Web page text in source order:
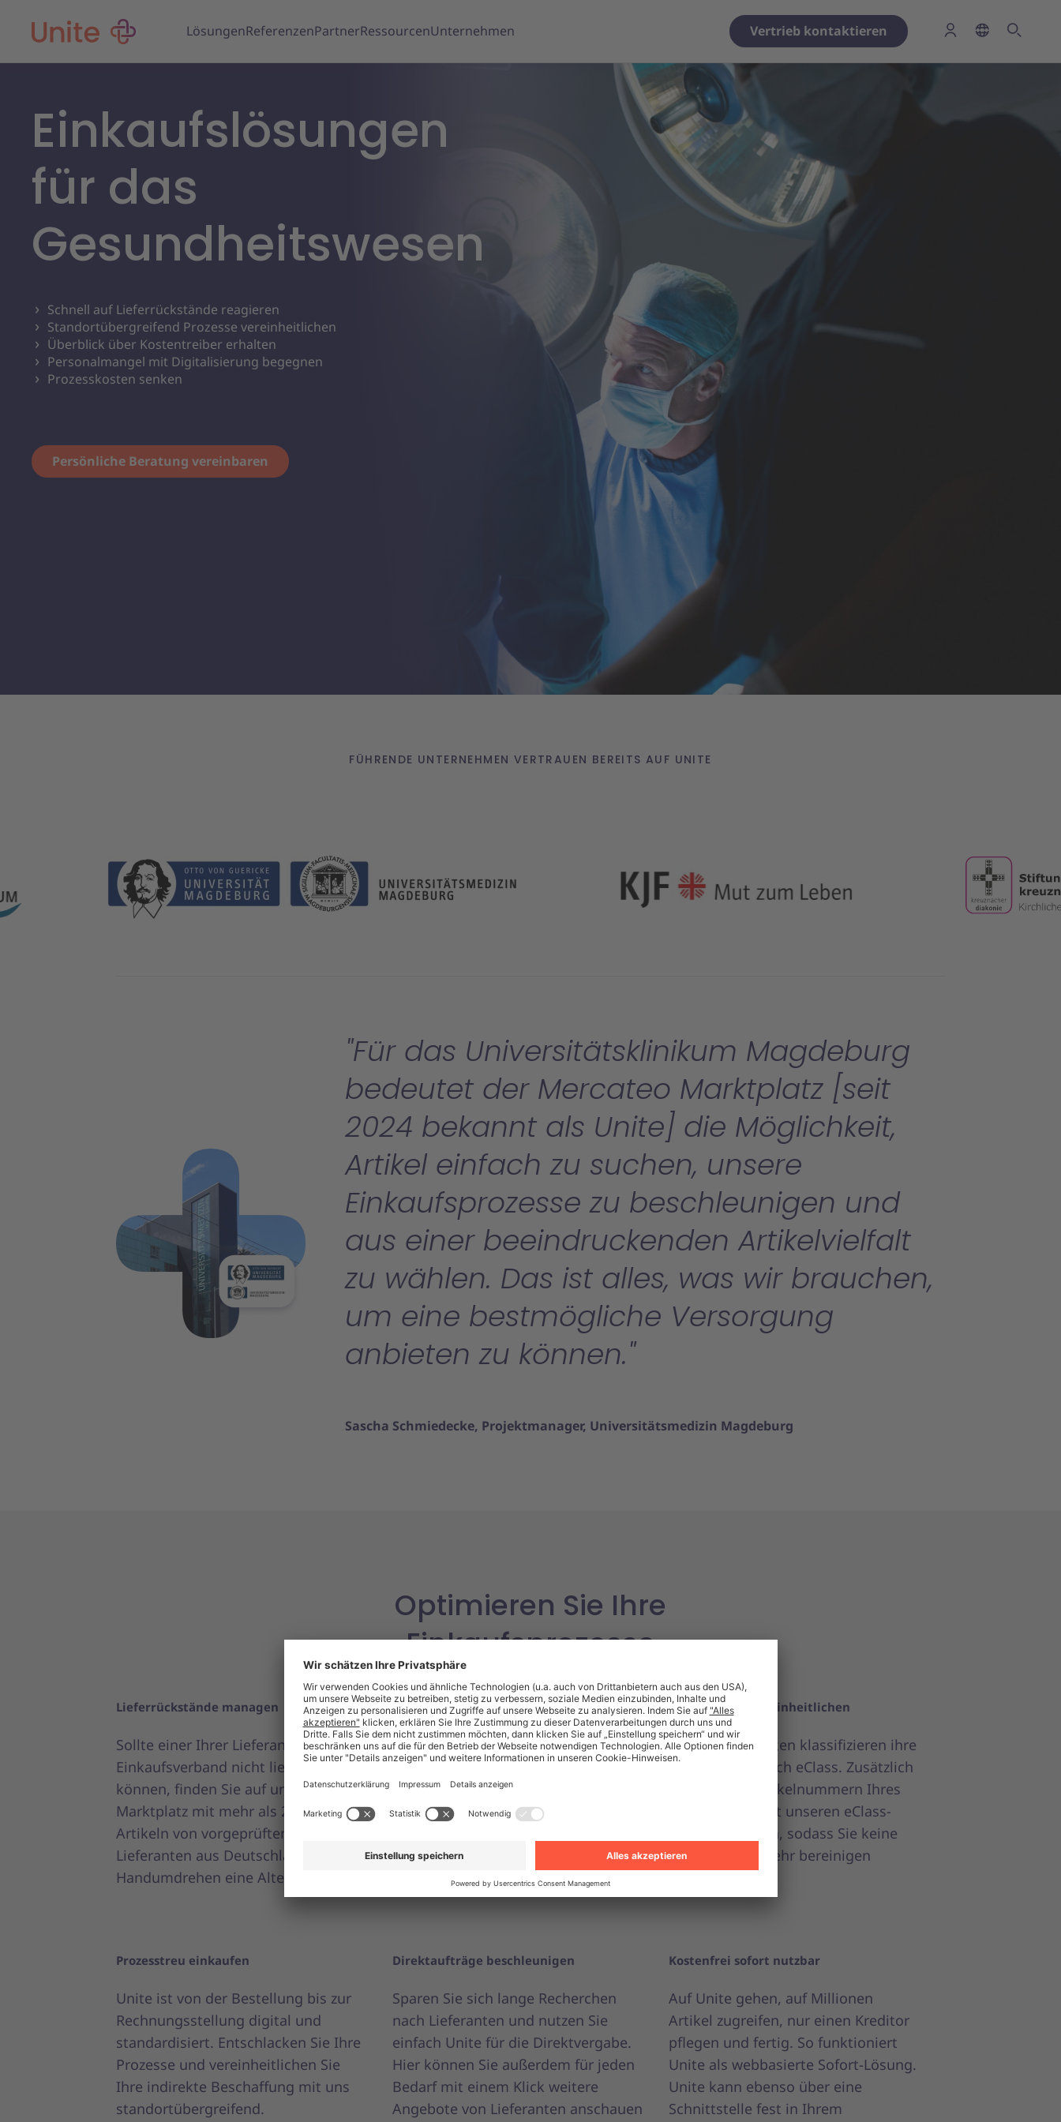
LösungenReferenzenPartnerRessourcenUnternehmen Vertrieb kontaktieren
Einkaufslösungen
für das
Gesundheitswesen
Schnell auf Lieferrückstände reagieren
Standortübergreifend Prozesse vereinheitlichen
Überblick über Kostentreiber erhalten
Personalmangel mit Digitalisierung begegnen
Prozesskosten senken
Persönliche Beratung vereinbaren
FÜHRENDE UNTERNEHMEN VERTRAUEN BEREITS AUF UNITE
Für das Universitätsklinikum Magdeburg
bedeutet der Mercateo Marktplatz [seit
2024 bekannt als Unite] die Möglichkeit,
Artikel einfach zu suchen, unsere
Einkaufsprozesse zu beschleunigen und
aus einer beeindruckenden Artikelvielfalt
zu wählen. Das ist alles, was wir brauchen,
um eine bestmögliche Versorgung
anbieten zu können.
Sascha Schmiedecke, Projektmanager, Universitätsmedizin Magdeburg
Optimieren Sie Ihre
Einkaufsprozesse
Lieferrückstände managen
Sollte einer Ihrer Lieferanten oder Ihr
Einkaufsverband nicht liefern
können, finden Sie auf unserem
Marktplatz mit mehr als 25 Mio.
Artikeln von vorgeprüften
Lieferanten aus Deutschland im
Handumdrehen eine Alternative.
Rahmenverträge einbinden
Sie haben ausgeschriebene
Bündelungsrahmenverträge und
verhandelte Kataloge? Binden Sie
diese auf Unite ein und etablieren
Beschaffungsweg für alle
Randbedarfe an einem Ort.
Stammdaten vereinheitlichen
Unsere Lieferanten klassifizieren ihre
Stammdaten nach eClass. Zusätzlich
mappen wir Artikelnummern Ihres
ERP-Systems mit unseren eClass-
Artikelnummern, sodass Sie keine
Stammdaten mehr bereinigen
Prozesstreu einkaufen
Unite ist von der Bestellung bis zur
Rechnungsstellung digital und
standardisiert. Entschlacken Sie Ihre
Prozesse und vereinheitlichen Sie
Ihre indirekte Beschaffung mit uns
standortübergreifend.
Direktaufträge beschleunigen
Sparen Sie sich lange Recherchen
nach Lieferanten und nutzen Sie
einfach Unite für die Direktvergabe.
Hier können Sie außerdem für jeden
Bedarf mit einem Klick weitere
Angebote von Lieferanten anschauen
Kostenfrei sofort nutzbar
Auf Unite gehen, auf Millionen
Artikel zugreifen, nur einen Kreditor
pflegen und fertig. So funktioniert
Unite als webbasierte Sofort-Lösung.
Unite kann ebenso über eine
Schnittstelle fest in Ihrem